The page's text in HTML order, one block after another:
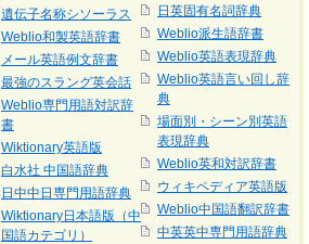
遺伝子名称シソーラス
Weblio和製英語辞書
メール英語例文辞書
最強のスラング英会話
Weblio専門用語対訳辞
書
Wiktionary英語版
白水社 中国語辞典
日中中日専門用語辞典
Wiktionary日本語版（中
国語カテゴリ）
日英固有名詞辞典
Weblio派生語辞書
Weblio英語表現辞典
Weblio英語言い回し辞
典
場面別・シーン別英語
表現辞典
Weblio英和対訳辞書
ウィキペディア英語版
Weblio中国語翻訳辞書
中英英中専門用語辞典